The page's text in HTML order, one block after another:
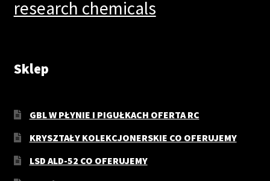
research chemicals
Sklep
GBL W PŁYNIE I PIGUŁKACH OFERTA RC
KRYSZTAŁY KOLEKCJONERSKIE CO OFERUJEMY
LSD ALD-52 CO OFERUJEMY